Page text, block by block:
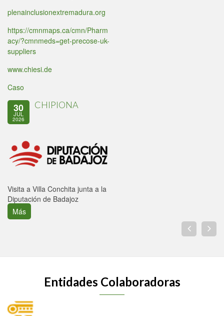
plenainclusionextremadura.org
https://cmnmaps.ca/cmn/Pharm
acy/?cmnmeds=get-precose-uk-
suppliers
www.chiesi.de
Caso
30
JUL
2026
CHIPIONA
Visita a Villa Conchita junta a la
Diputación de Badajoz
Más
Entidades Colaboradoras